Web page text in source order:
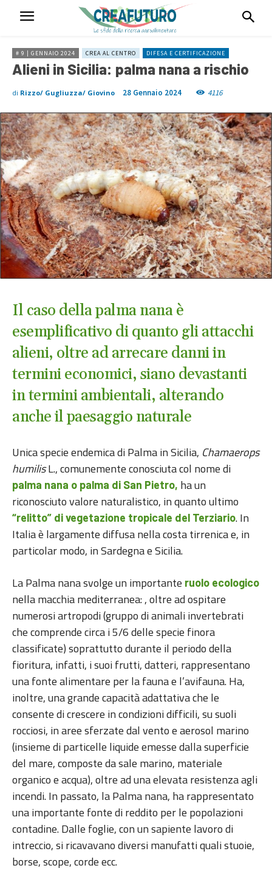
# 9 | GENNAIO 2024 CREA AL CENTRO DIFESA E CERTIFICAZIONE
Alieni in Sicilia: palma nana a rischio
di Rizzo/ Gugliuzza/ Giovino 28 Gennaio 2024 4116
Il caso della palma nana è
esemplificativo di quanto gli attacchi
alieni, oltre ad arrecare danni in
termini economici, siano devastanti
in termini ambientali, alterando
anche il paesaggio naturale
Unica specie endemica di Palma in Sicilia, Chamaerops
humilisL., comunemente conosciuta col nome di
palma nana o palma di San Pietro, ha un
riconosciuto valore naturalistico, in quanto ultimo
“relitto” di vegetazione tropicale del Terziario. In
Italia è largamente diffusa nella costa tirrenica e, in
particolar modo, in Sardegna e Sicilia.
La Palma nana svolge un importante ruolo ecologico
nella macchia mediterranea: , oltre ad ospitare
numerosi artropodi (gruppo di animali invertebrati
che comprende circa i 5/6 delle specie finora
classificate) soprattutto durante il periodo della
fioritura, infatti, i suoi frutti, datteri, rappresentano
una fonte alimentare per la fauna e l’avifauna. Ha,
inoltre, una grande capacità adattativa che le
consente di crescere in condizioni difficili, su suoli
rocciosi, in aree sferzate dal vento e aerosol marino
(insieme di particelle liquide emesse dalla superficie
del mare, composte da sale marino, materiale
organico e acqua), oltre ad una elevata resistenza agli
incendi. In passato, la Palma nana, ha rappresentato
una importante fonte di reddito per le popolazioni
contadine. Dalle foglie, con un sapiente lavoro di
intreccio, si ricavavano diversi manufatti quali stuoie,
borse, scope, corde ecc.